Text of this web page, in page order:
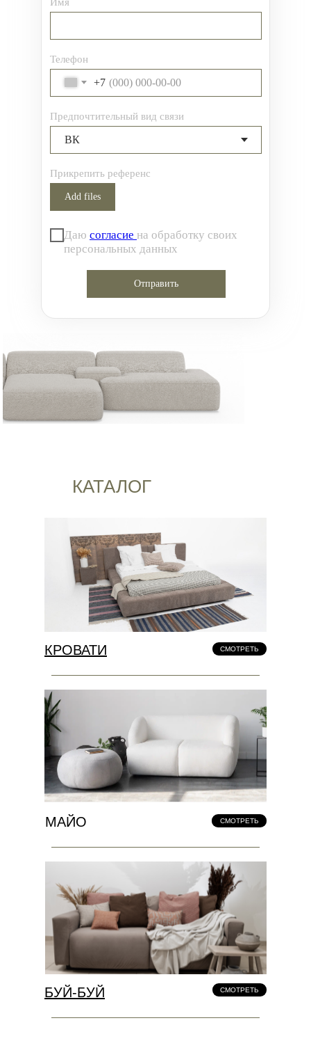
Телефон
+7
Предпочтительный вид связи
Прикрепить референс
Add files
Даю согласие на обработку своих
персональных данных
Отправить
КАТАЛОГ
БУЙ-БУЙ СМОТРЕТЬ
МАЙО СМОТРЕТЬ
КРОВАТИ СМОТРЕТЬ